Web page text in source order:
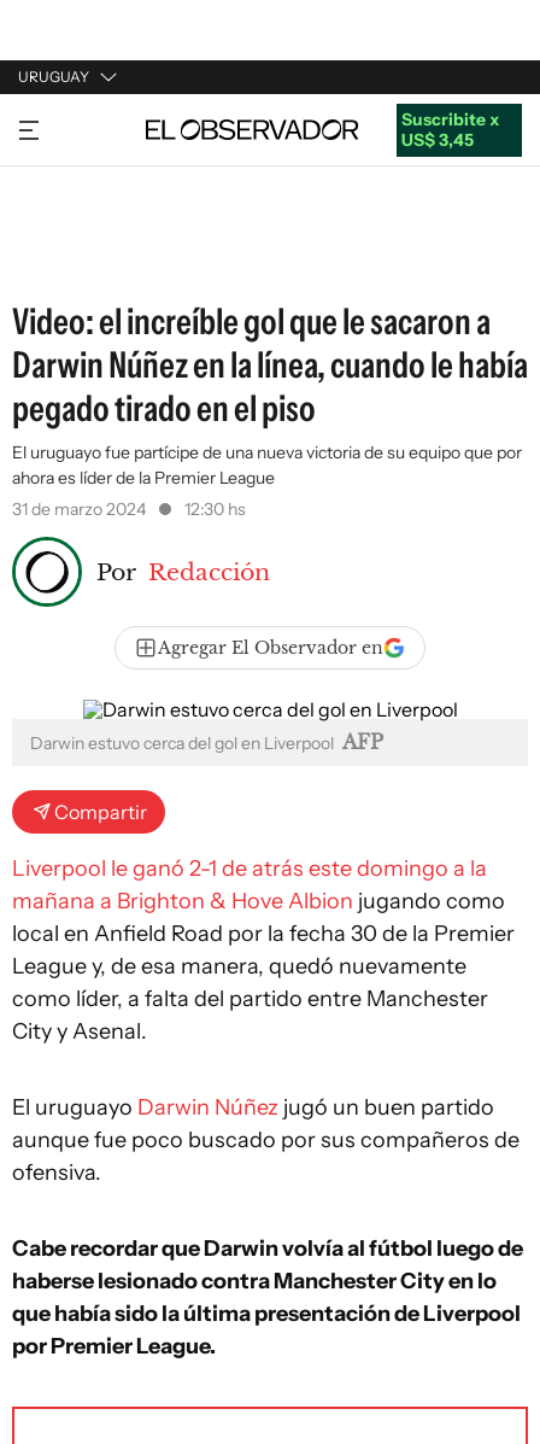
URUGUAY
URUGUAY
ARGENTINA
Suscribite x
US$ 3,45
Video: el increíble gol que le sacaron a
Darwin Núñez en la línea, cuando le había
pegado tirado en el piso
El uruguayo fue partícipe de una nueva victoria de su equipo que por
ahora es líder de la Premier League
31 de marzo 2024
12:30 hs
Por Redacción
Agregar El Observador en
Darwin estuvo cerca del gol en Liverpool AFP
Compartir
Liverpool le ganó 2-1 de atrás este domingo a la
mañana a Brighton & Hove Albion jugando como
local en Anfield Road por la fecha 30 de la Premier
League y, de esa manera, quedó nuevamente
como líder, a falta del partido entre Manchester
City y Asenal.
El uruguayo Darwin Núñez jugó un buen partido
aunque fue poco buscado por sus compañeros de
ofensiva.
Cabe recordar que Darwin volvía al fútbol luego de
haberse lesionado contra Manchester City en lo
que había sido la última presentación de Liverpool
por Premier League.